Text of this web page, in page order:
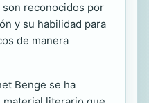
reconocidos por
y su habilidad para
de manera
Benge se ha